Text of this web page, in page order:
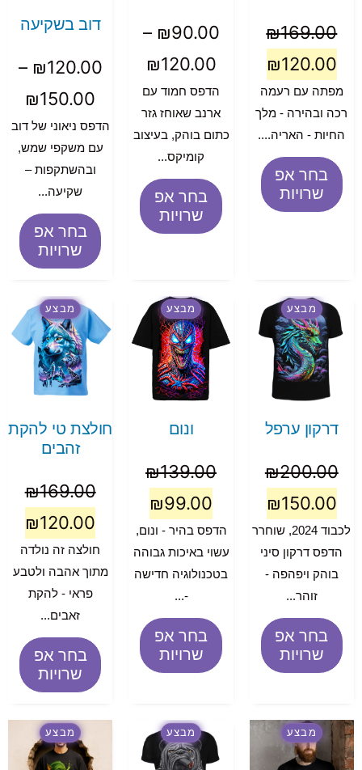
₪169.00
₪120.00
מפתה עם רעמה
רכה ובהירה - מלך
החיות - האריה....
בחר אפ
שרויות
₪90.00
–
₪120.00
הדפס חמוד עם
ארנב שאוחז גזר
כתום בוהק, בעיצוב
קומיקס...
בחר אפ
שרויות
דוב בשקיעה
₪120.00
–
₪150.00
הדפס ניאוני של דוב
עם משקפי שמש,
ובהשתקפות –
שקיעה...
בחר אפ
שרויות
מבצע
דרקון ערפל
₪200.00
₪150.00
לכבוד 2024, שוחרר
הדפס דרקון סיני
בוהק ויפהפה -
זוהר...
בחר אפ
שרויות
מבצע
ונום
₪139.00
₪99.00
הדפס בהיר - ונום,
עשוי באיכות גבוהה
בטכנולוגיה חדישה
-...
בחר אפ
שרויות
מבצע
חולצת טי להקת
זהבים
₪169.00
₪120.00
חולצה זה נולדה
מתוך אהבה ולטבע
פראי - להקת
זאבים...
בחר אפ
שרויות
מבצע מבצע מבצע